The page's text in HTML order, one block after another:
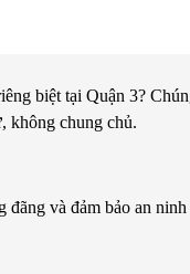
biệt tại Quận 3?
không chung chủ.
đãng và đảm bảo an